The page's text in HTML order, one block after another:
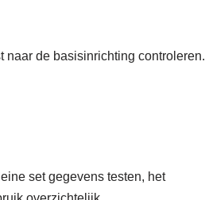
naar de basisinrichting controleren.
set gegevens testen, het